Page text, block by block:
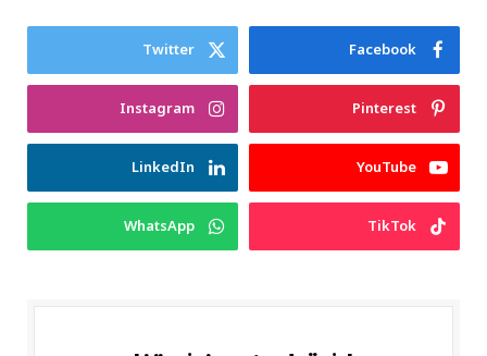
Facebook
Twitter
Pinterest
Instagram
YouTube
LinkedIn
TikTok
WhatsApp